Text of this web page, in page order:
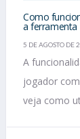
Como
a ferramenta
5 DE AGOSTO DE
A
jogador
veja como